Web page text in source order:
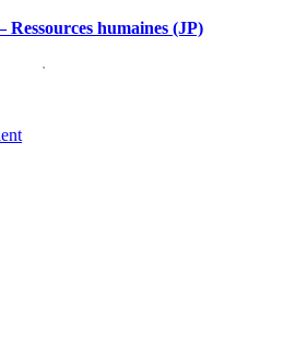
humaines (JP)